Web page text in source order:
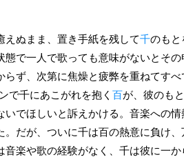
えぬまま、置き手紙を残して千のもと
で一人で歌っても意味がないとそ
ず、次第に焦燥と疲弊を重ねてす
で千にあこがれを抱く 百が、彼のも
でほしいと訴えかける。音楽への
だが、ついに千は百の熱意に負け
楽や歌の経験がなく、千は彼に一